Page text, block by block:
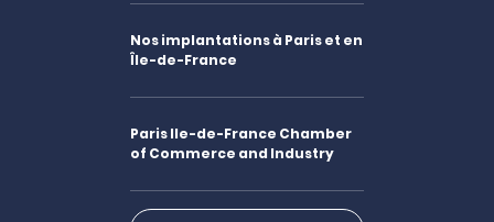
Nos implantations à Paris et en
Île-de-France
Paris Ile-de-France Chamber
of Commerce and Industry